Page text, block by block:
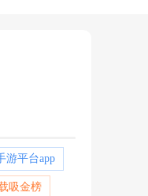
游平台app
吸金榜